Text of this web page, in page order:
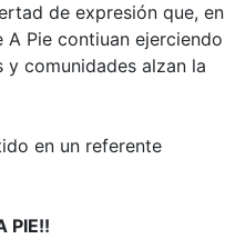
de expresión que, en
Pie contiuan ejerciendo
y comunidades alzan la
en un referente
PIE!!